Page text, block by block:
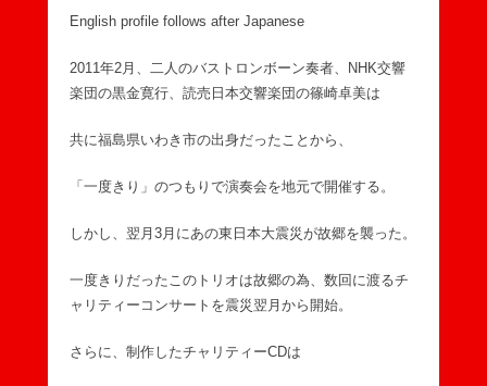
English profile follows after Japanese
2011年2月、二人のバストロンボーン奏者、NHK交響
楽団の黒金寛行、読売日本交響楽団の篠崎卓美は
共に福島県いわき市の出身だったことから、
「一度きり」のつもりで演奏会を地元で開催する。
しかし、翌月3月にあの東日本大震災が故郷を襲った。
一度きりだったこのトリオは故郷の為、数回に渡るチ
ャリティーコンサートを震災翌月から開始。
さらに、制作したチャリティーCDは